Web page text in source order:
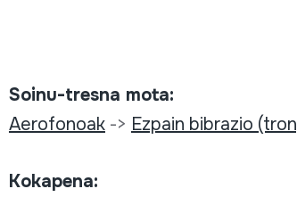
Soinu-tresna mota:
Aerofonoak-> Ezpain bibrazio
Kokapena: